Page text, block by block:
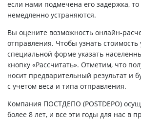
если нами подмечена его задержка,
немедленно устраняются.
Вы оцените возможность онлайн-
отправления. Чтобы узнать стоимость
специальной форме указать
кнопку «Рассчитать». Отметим, что
носит предварительный результат и
с учетом веса и типа отправления.
Компания ПОСТДЕПО (POSTDEPO)
более 8 лет, и все эти годы для нас в